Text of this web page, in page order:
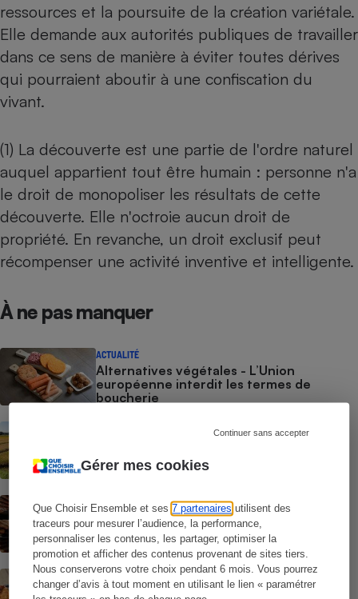
Gérer mes cookies
Que Choisir Ensemble et ses7 partenaires utilisent des
traceurs pour mesurer l’audience, la performance,
personnaliser les contenus, les partager, optimiser la
promotion et afficher des contenus provenant de sites tiers.
Nous conserverons votre choix pendant 6 mois. Vous pourrez
changer d’avis à tout moment en utilisant le lien « paramétrer
Continuer sans accepter
ressources et la poursuite de la création variétale.
Elle demande aux autorités publiques de travailler
dans ce sens de manière à éviter toutes dérives
qui pourraient aboutir à une confiscation du
vivant.
(1) La découverte est une partie de l'ordre naturel
auquel appartient tout être humain : personne n'a
le droit de monopoliser les résultats de cette
découverte. Elle n'octroie aucun droit de
propriété. En revanche, un droit exclusif peut
récompenser une activité inventive et intelligente.
À ne pas manquer
ACTUALITÉ
Alternatives végétales - L’Union
européenne interdit les termes de
boucherie
ENQUÊTE
Coquilles Saint-Jacques ou simples
pétoncles ? - Comment ne pas se faire
avoir
ACTUALITÉ
Étiquetage des aliments - Un steak